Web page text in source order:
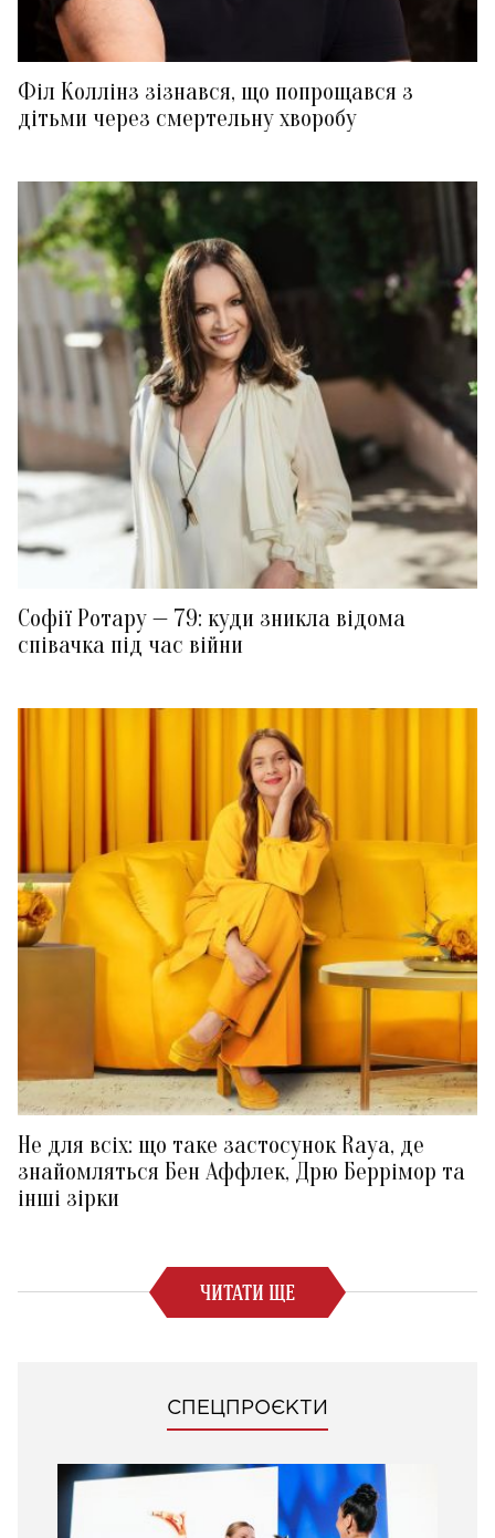
Філ Коллінз зізнався, що попрощався з
дітьми через смертельну хворобу
Софії Ротару — 79: куди зникла відома
співачка під час війни
Не для всіх: що таке застосунок Raya, де
знайомляться Бен Аффлек, Дрю Беррімор та
інші зірки
ЧИТАТИ ЩЕ
СПЕЦПРОЄКТИ